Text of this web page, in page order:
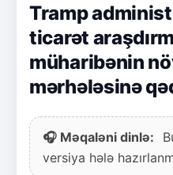
Tramp
ticarət
müharibənin
mərhələsinə
🎧 Məqaləni dinlə:
versiya hələ